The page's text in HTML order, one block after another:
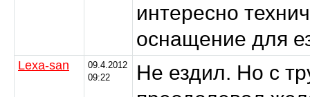
интересно
оснащение для
Lexa-san
09.4.2012
09:22
Не ездил. Но с